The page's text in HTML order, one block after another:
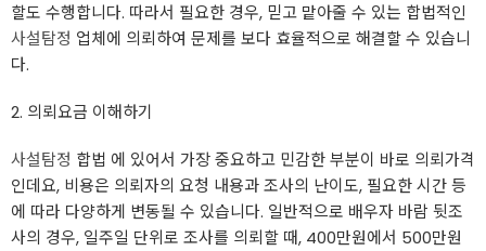
할도 수행합니다. 따라서 필요한 경우, 믿고 맡아줄 수 있는 합법적인
사설탐정 업체에 의뢰하여 문제를 보다 효율적으로 해결할 수 있습니
다.
2. 의뢰요금 이해하기
사설탐정 합법 에 있어서 가장 중요하고 민감한 부분이 바로 의뢰가격
인데요, 비용은 의뢰자의 요청 내용과 조사의 난이도, 필요한 시간 등
에 따라 다양하게 변동될 수 있습니다. 일반적으로 배우자 바람 뒷조
사의 경우, 일주일 단위로 조사를 의뢰할 때, 400만원에서 500만원